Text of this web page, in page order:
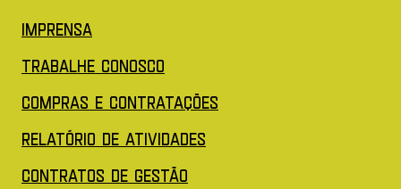
Imprensa
Trabalhe conosco
COMPRAS E CONTRATAÇÕES
Relatório de Atividades
Contratos de Gestão